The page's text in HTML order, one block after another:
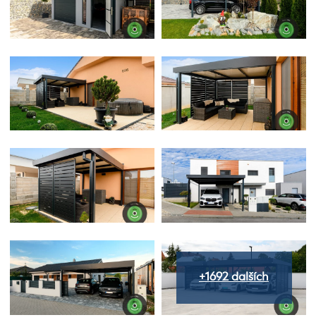
+1692 dalších